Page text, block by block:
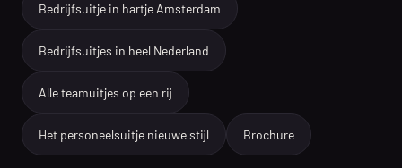
Bedrijfsuitje in hartje Amsterdam
Bedrijfsuitjes in heel Nederland
Alle teamuitjes op een rij
Het personeelsuitje nieuwe stijl Brochure